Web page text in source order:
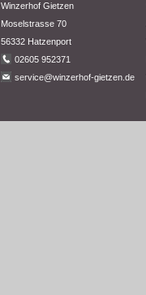
Winzerhof Gietzen
Moselstrasse 70
56332 Hatzenport
02605 952371
service@winzerhof-gietzen.de